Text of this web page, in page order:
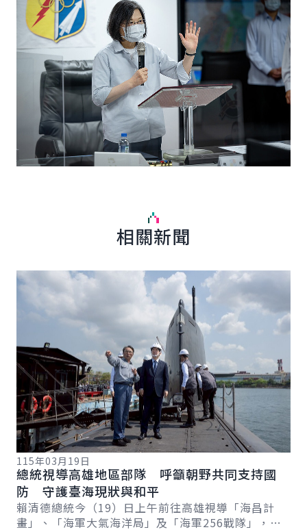
相關新聞
詳細內容
115年03月19日
總統視導高雄地區部隊 呼籲朝野共同支持國
防 守護臺海現狀與和平
賴清德總統今（19）日上午前往高雄視導「海昌計
畫」、「海軍大氣海洋局」及「海軍256戰隊」，感
詳